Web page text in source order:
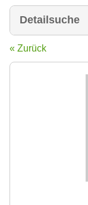
Detailsuche
« Zurück